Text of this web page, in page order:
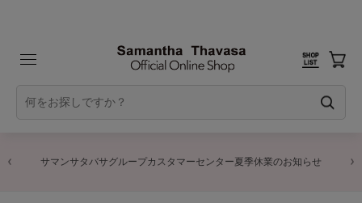
サマンサタバサグループカスタマーセンター夏季休業のお知らせ